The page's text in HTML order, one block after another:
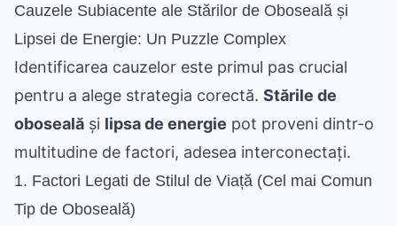
Cauzele Subiacente ale Stărilor de Oboseală și
Lipsei de Energie: Un Puzzle Complex
Identificarea cauzelor este primul pas crucial
pentru a alege strategia corectă. Stările de
oboseală și lipsa de energie pot proveni dintr-o
multitudine de factori, adesea interconectați.
1. Factori Legati de Stilul de Viață (Cel mai Comun
Tip de Oboseală)